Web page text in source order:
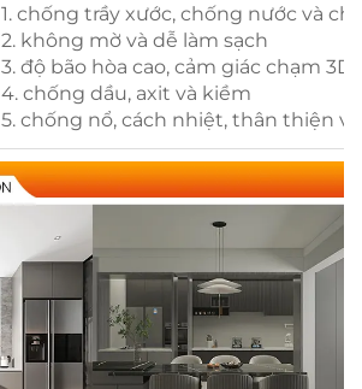
1. chống trầy xước, chống nước và
2. không mờ và dễ làm sạch
3. độ bão hòa cao, cảm giác chạm 3D
4. chống dầu, axit và kiềm
5. chống nổ, cách nhiệt, thân thiện